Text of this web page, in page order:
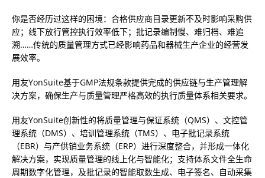
你是否经历过这样的困境：合格供应商目录更新不及时影响采购供
应；线下放行管控执行效率低下；批记录编制慢、难归档、难追
溯……传统的质量管理方式已经影响药品和器械生产企业的经营发
展效率。
用友YonSuite基于GMP法规条款提供完成的供应链与生产管理解
决方案，确保生产与质量管理严格高效的执行质量体系相关要求。
用友YonSuite创新性的将质量管理与保证系统（QMS）、文控管
理系统（DMS）、培训管理系统（TMS）、电子批记录系统
（EBR）与产供销业务系统（ERP）进行深度整合，并形成一体化
解决方案，实现质量管理的线上化与智能化；支持体系文件全生命
周期数字化管理，及批记录的智能取数生成、电子签名、自动采集